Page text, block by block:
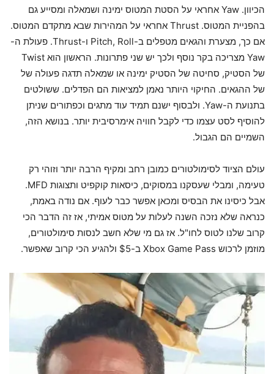
הכיוון. Yaw אחראי על הסטת המטוס ימינה ושמאלה ומסייע גם
בהפניית המטוס. Thrust אחראי על המהירות שבא מתקדם המטוס.
אם כך, מצערת והגאים מטפלים ב-Pitch, Roll ו-Thrust. פעולת ה-
Yaw מצריכה בקר נוסף ולכך יש שני פתרונות. הראשון הוא Twist
של הסטיק, סחיטה של הסטיק ימינה או שמאלה תדגה פעולה של
של ההגאים. החיקוי היותר נאמן למציאות הם הפדלים. ששולטים
בתנועת ה-Yaw. ולבסוף ישנם תמיד עוד מתגים וכפתורים שניתן
להוסיף לסט עצמו כדי לקבל חוויה אימרסיבית יותר. בנושא הזה,
השמיים הם הגבול.
עולם הציוד לסימולטורים כמובן רחב ומקיף הרבה יותר וזוהי רק
טעימה, ומבלי שעסקנו במסוקים, כיסאות קוקפיט ותצוגות MFD.
אבל כיסינו את הבסיס ומכאן אפשר כבר לעוף. אם נודה באמת,
כנראה שלא נזכה השנה לעלות על מטוס אמיתי, אז זה הדבר הכי
קרוב שלנו לטוס לחו"ל. אז גם מי שלא חשב לנסות סימולטורים,
מוזמן לרכוש Xbox Game Pass ב-$5 ולהגיע הכי קרוב שאפשר.